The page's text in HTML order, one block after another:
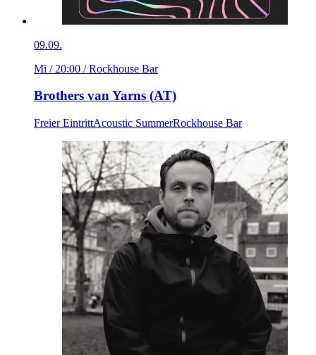
09.09.
Mi / 20:00 / Rockhouse Bar
Brothers van Yarns (AT)
Freier EintrittAcoustic SummerRockhouse Bar